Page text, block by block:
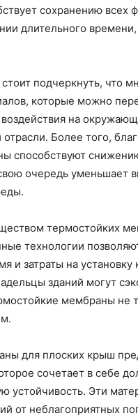
сохранению всех
длительного
подчеркнуть, что
которые можно
на
Более того,
способствуют
очередь уменьшает
термостойких
технологии
и затраты на установку
зданий могут
мембраны не
для плоских крыш
сочетает в себе
устойчивость. Эти
от неблагоприятных